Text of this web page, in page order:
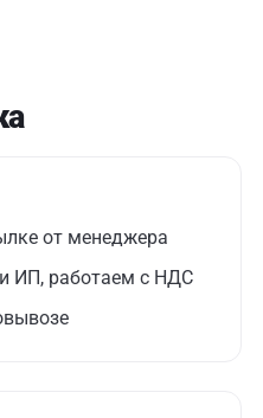
от менеджера
ИП, работаем с НДС